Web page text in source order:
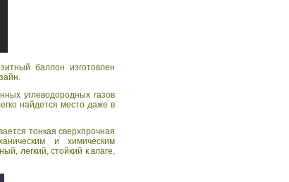
баллон изготовлен
углеводородных газов
найдется место даже в
тонкая сверхпрочная
и химическим
легкий, стойкий к влаге,